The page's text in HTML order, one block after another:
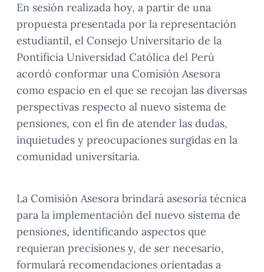
En sesión realizada hoy, a partir de una
propuesta presentada por la representación
estudiantil, el Consejo Universitario de la
Pontificia Universidad Católica del Perú
acordó conformar una Comisión Asesora
como espacio en el que se recojan las diversas
perspectivas respecto al nuevo sistema de
pensiones, con el fin de atender las dudas,
inquietudes y preocupaciones surgidas en la
comunidad universitaria.
La Comisión Asesora brindará asesoría técnica
para la implementación del nuevo sistema de
pensiones, identificando aspectos que
requieran precisiones y, de ser necesario,
formulará recomendaciones orientadas a